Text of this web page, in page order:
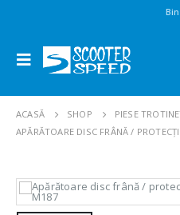
ACASĂ SHOP
PIESE
APĂRĂTOARE DISC FRÂNĂ /